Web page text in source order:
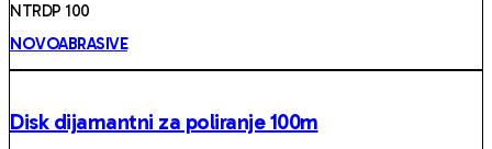
NTRDP 100
NOVOABRASIVE
Disk dijamantni za poliranje 100m